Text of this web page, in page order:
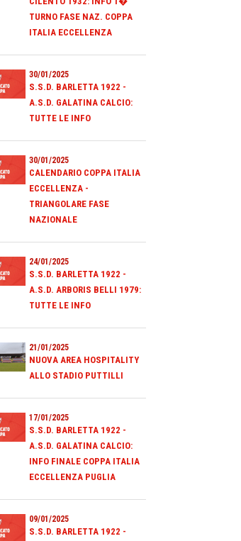
TURNO FASE NAZ. COPPA
ITALIA ECCELLENZA
30/01/2025
S.S.D. BARLETTA 1922 -
A.S.D. GALATINA CALCIO:
TUTTE LE INFO
30/01/2025
CALENDARIO COPPA ITALIA
ECCELLENZA -
TRIANGOLARE FASE
NAZIONALE
24/01/2025
S.S.D. BARLETTA 1922 -
A.S.D. ARBORIS BELLI 1979:
TUTTE LE INFO
21/01/2025
NUOVA AREA HOSPITALITY
ALLO STADIO PUTTILLI
17/01/2025
S.S.D. BARLETTA 1922 -
A.S.D. GALATINA CALCIO:
INFO FINALE COPPA ITALIA
ECCELLENZA PUGLIA
09/01/2025
S.S.D. BARLETTA 1922 -